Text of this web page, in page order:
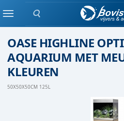
Zoeken
Menu
OASE HIGHLINE
AQUARIUM MET
KLEUREN
50X50X50CM 125L